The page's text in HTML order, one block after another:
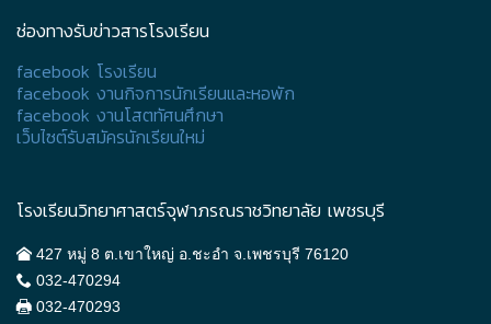
ช่องทางรับข่าวสารโรงเรียน
facebook โรงเรียน
facebook งานกิจการนักเรียนและหอพัก
facebook งานโสตทัศนศึกษา
เว็บไซต์รับสมัครนักเรียนใหม่
โรงเรียนวิทยาศาสตร์จุฬาภรณราชวิทยาลัย เพชรบุรี
427 หมู่ 8 ต.เขาใหญ่ อ.ชะอำ จ.เพชรบุรี 76120
032-470294
032-470293